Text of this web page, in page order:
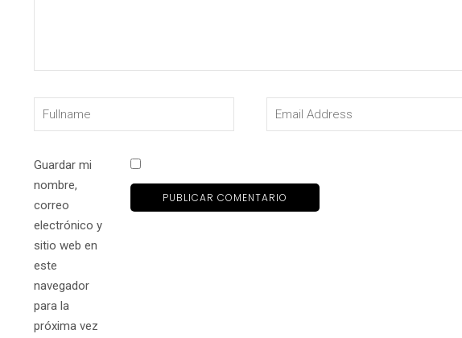
Guardar mi
nombre,
correo
electrónico y
sitio web en
este
navegador
para la
próxima vez